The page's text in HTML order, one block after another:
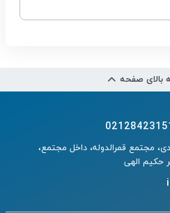
بالای صفحه
مجتمع قمرالدوله، داخل مجتمع،
حکیم الهی